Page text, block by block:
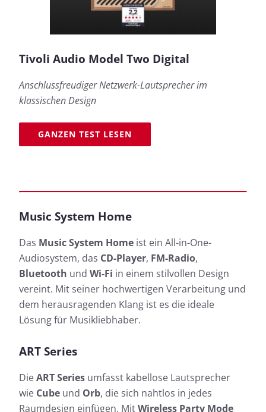
Tivoli Audio Model Two Digital
Anschlussfreudiger Netzwerk-Lautsprecher im
klassischen Design
GANZEN TEST LESEN
Music System Home
Das Music System Home ist ein All-in-One-
Audiosystem, das CD-Player, FM-Radio,
Bluetooth und Wi-Fi in einem stilvollen Design
vereint. Mit seiner hochwertigen Verarbeitung und
dem herausragenden Klang ist es die ideale
Lösung für Musikliebhaber.
ART Series
DieART Series umfasst kabellose Lautsprecher
wie Cube und Orb, die sich nahtlos in jedes
Raumdesign einfügen. MitWireless Party Mode